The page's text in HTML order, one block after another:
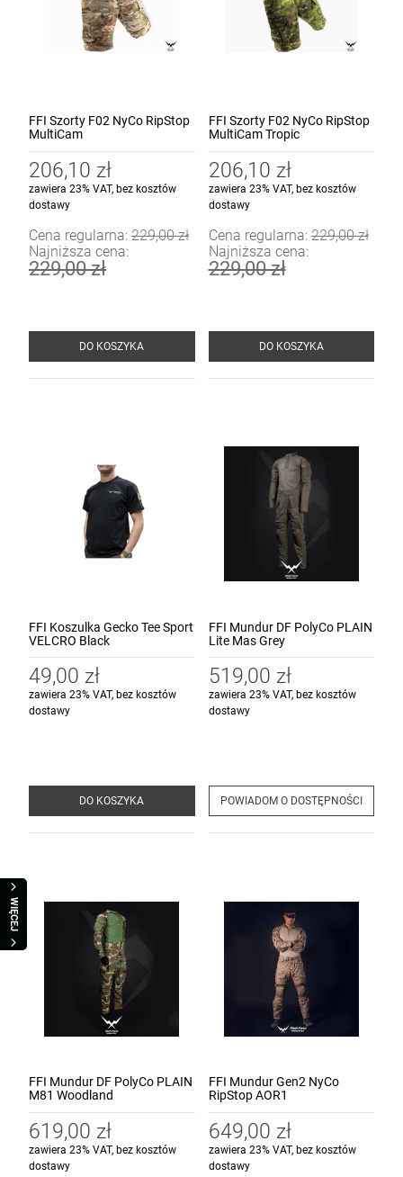
WIĘCEJ
FFI Szorty F02 NyCo RipStop
MultiCam
206,10 zł
zawiera 23% VAT, bez kosztów
dostawy
Cena regularna: 229,00 zł
Najniższa cena:
229,00 zł
DO KOSZYKA
FFI Szorty F02 NyCo RipStop
MultiCam Tropic
206,10 zł
zawiera 23% VAT, bez kosztów
dostawy
Cena regularna:229,00 zł
Najniższa cena:
229,00 zł
DO KOSZYKA
FFI Koszulka Gecko Tee Sport
VELCRO Black
49,00 zł
zawiera 23% VAT, bez kosztów
dostawy
DO KOSZYKA
FFI Mundur DF PolyCo PLAIN
Lite Mas Grey
519,00 zł
zawiera 23% VAT, bez kosztów
dostawy
POWIADOM O DOSTĘPNOŚCI
FFI Mundur DF PolyCo PLAIN
M81 Woodland
619,00 zł
zawiera 23% VAT, bez kosztów
dostawy
FFI Mundur Gen2 NyCo
RipStop AOR1
649,00 zł
zawiera 23% VAT, bez kosztów
dostawy